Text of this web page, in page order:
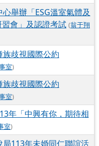
舉辦「ESG溫室氣體及
會」及認證考試 (翁于翔
歧視國際公約
室)
歧視國際公約
室)
年「中興有你，期待相
室)
局113年未婚同仁聯誼活